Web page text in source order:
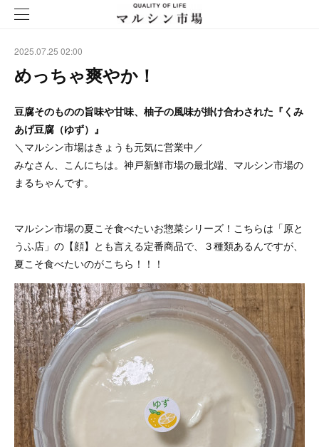
2025.07.25 02:00
めっちゃ爽やか！
豆腐そのものの旨味や甘味、柚子の風味が掛け合わされた『くみ
あげ豆腐（ゆず）』
＼マルシン市場はきょうも元気に営業中／
みなさん、こんにちは。神戸新鮮市場の最北端、マルシン市場の
まるちゃんです。
マルシン市場の夏こそ食べたいお惣菜シリーズ！こちらは「原と
うふ店」の【顔】とも言える定番商品で、３種類あるんですが、
夏こそ食べたいのがこちら！！！